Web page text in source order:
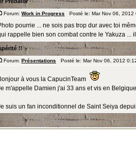
Forum: Work in Progress Posté le: Mar Nov 06,
pourrie ... ne sois pas trop dur avec toi
rappelle bien son combat contre le Yakuza ...
!!
Forum: Présentations Posté le: Mar Nov 06, 2012
à vous la CapucinTeam
m'appelle Damien j'ai 33 ans et vis en
suis un fan inconditionnel de Saint Seiya